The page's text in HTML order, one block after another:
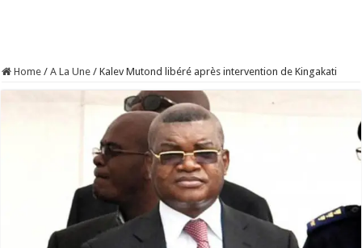
Home / A La Une / Kalev Mutond libéré après intervention de Kingakati